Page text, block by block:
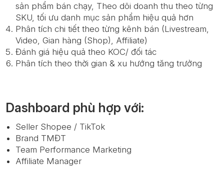
sản phẩm bán chạy, Theo dõi doanh thu theo từng
SKU, tối ưu danh mục sản phẩm hiệu quả hơn
Phân tích chi tiết theo từng kênh bán (Livestream,
Video, Gian hàng (Shop), Affiliate)
Đánh giá hiệu quả theo KOC/ đối tác
Phân tích theo thời gian & xu hướng tăng trưởng
Dashboard phù hợp với:
Seller Shopee / TikTok
Brand TMĐT
Team Performance Marketing
Affiliate Manager